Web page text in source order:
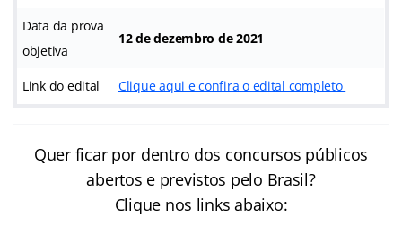
Data da prova
objetiva
12 de dezembro de 2021
Link do edital Clique aqui e confira o edital completo
Quer ficar por dentro dos concursos públicos
abertos e previstos pelo Brasil?
Clique nos links abaixo: